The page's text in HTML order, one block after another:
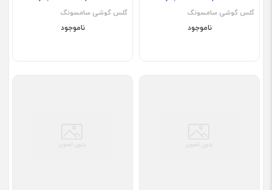
S24
گلس گوشی سامسونگ
ناموجود
S24 Plus
گلس گوشی سامسونگ
ناموجود